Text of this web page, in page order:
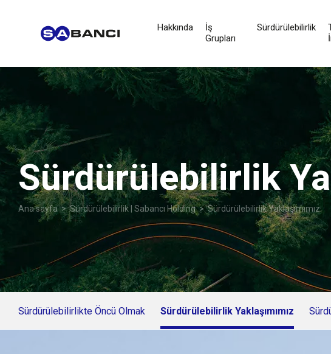
Hakkında
İş
Grupları
Sürdürülebilirlik
Sürdürülebilirlik
Ana sayfa>Sürdürülebilirlik | Sabancı Holding> Sürdürülebilirlik Yaklaşımımız
Sürdürülebilirlikte Öncü Olmak Sürdürülebilirlik Yaklaşımımız